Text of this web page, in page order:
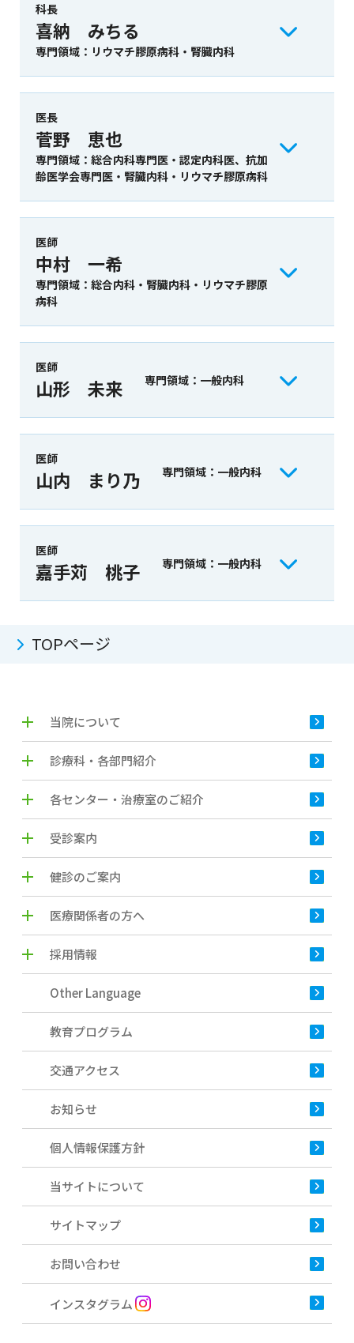
科長
喜納 みちる
専門領域：リウマチ膠原病科・腎臓内科
医長
菅野 恵也
専門領域：総合内科専門医・認定内科医、抗加
齢医学会専門医・腎臓内科・リウマチ膠原病科
医師
中村 一希
専門領域：総合内科・腎臓内科・リウマチ膠原
病科
医師
山形 未来 専門領域：一般内科
医師
山内 まり乃 専門領域：一般内科
医師
嘉手苅 桃子 専門領域：一般内科
TOPページ
当院について
診療科・各部門紹介
各センター・治療室のご紹介
受診案内
健診のご案内
医療関係者の方へ
採用情報
Other Language
教育プログラム
交通アクセス
お知らせ
個人情報保護方針
当サイトについて
サイトマップ
お問い合わせ
インスタグラム